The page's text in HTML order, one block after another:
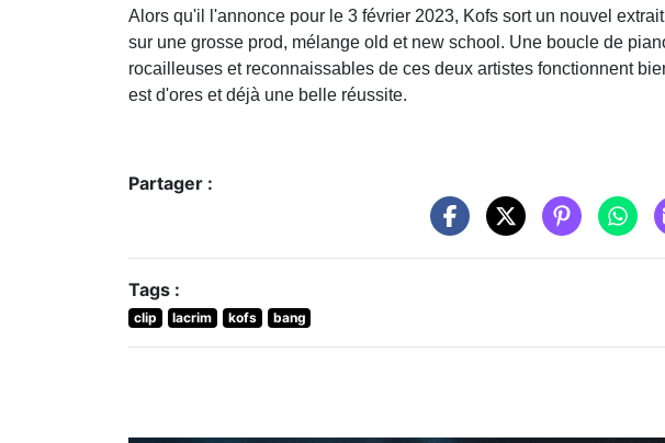
Alors qu'il l'annonce pour le 3 février 2023, Kofs sort un nouvel
sur une grosse prod, mélange old et new school. Une boucle de
rocailleuses et reconnaissables de ces deux artistes fonctionnent
est d'ores et déjà une belle réussite.
Partager :
Tags :
clip lacrim kofs bang